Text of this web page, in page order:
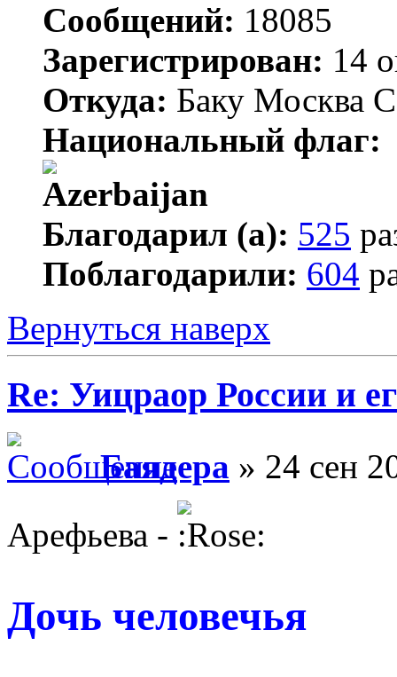
Сообщений: 18085
Зарегистрирован: 14
Откуда: Баку Москва
Национальный флаг:
Благодарил (а): 525
Поблагодарили: 604
Вернуться наверх
Re: Уицраор России и
Баядера » 24 сен
Арефьева -
Дочь человечья